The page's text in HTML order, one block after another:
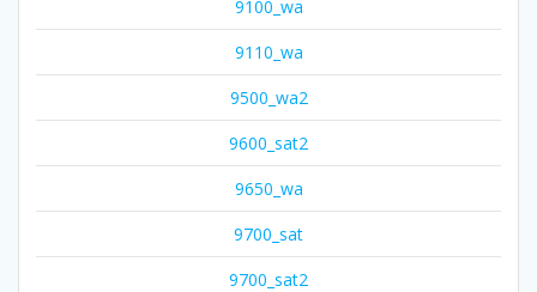
9100_wa
9110_wa
9500_wa2
9600_sat2
9650_wa
9700_sat
9700_sat2